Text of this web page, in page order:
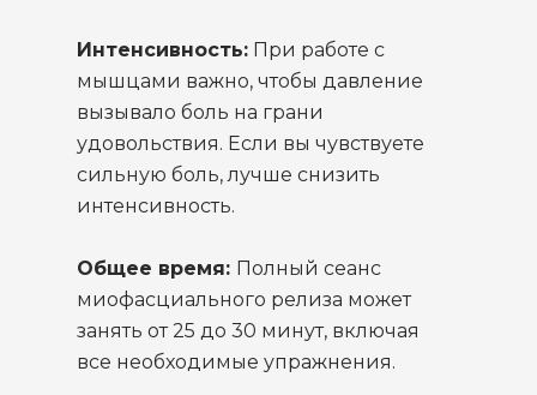
Интенсивность: При работе с
мышцами важно, чтобы давление
вызывало боль на грани
удовольствия. Если вы чувствуете
сильную боль, лучше снизить
интенсивность.
Общее время: Полный сеанс
миофасциального релиза может
занять от 25 до 30 минут, включая
все необходимые упражнения.